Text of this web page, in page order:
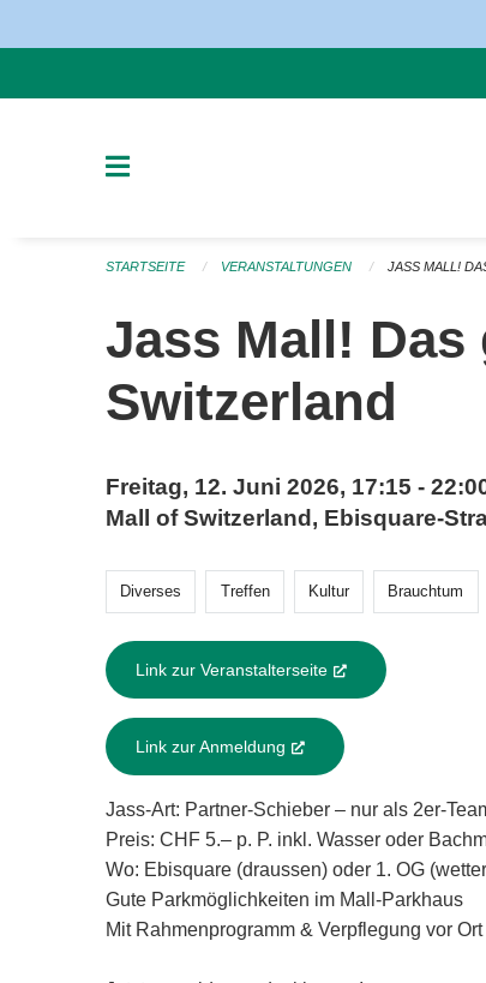
STARTSEITE VERANSTALTUNGEN JASS MALL!
Jass Mall!
Switzerland
Freitag, 12. Juni 2026, 17:15 -
Mall of Switzerland, Ebisquare-
Diverses Treffen Kultur Brauchtum
Link zur Veranstalterseite (External Link)
Link zur Anmeldung (External Link)
Jass-Art: Partner-Schieber – nur als 2er-
Preis: CHF 5.– p. P. inkl. Wasser oder
Wo: Ebisquare (draussen) oder 1. OG
Gute Parkmöglichkeiten im Mall-Parkhaus
Mit Rahmenprogramm & Verpflegung vor Ort